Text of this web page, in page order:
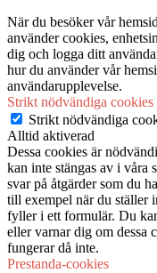
När du besöker vår
använder cookies,
dig och logga ditt
hur du använder vår
användarupplevelse.
Strikt nödvändiga cookies
Strikt nödvändiga
Alltid aktiverad
Dessa cookies är
kan inte stängas av i våra
svar på åtgärder som du
till exempel när du ställer
fyller i ett formulär. Du
eller varnar dig om dessa
fungerar då inte.
Prestanda-cookies